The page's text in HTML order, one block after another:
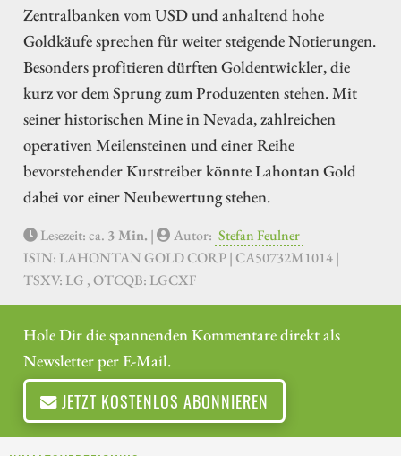
Zentralbanken vom USD und anhaltend hohe
Goldkäufe sprechen für weiter steigende Notierungen.
Besonders profitieren dürften Goldentwickler, die
kurz vor dem Sprung zum Produzenten stehen. Mit
seiner historischen Mine in Nevada, zahlreichen
operativen Meilensteinen und einer Reihe
bevorstehender Kurstreiber könnte Lahontan Gold
dabei vor einer Neubewertung stehen.
Lesezeit: ca. 3 Min. | Autor: Stefan Feulner
ISIN: LAHONTAN GOLD CORP | CA50732M1014 |
TSXV: LG , OTCQB: LGCXF
Hole Dir die spannenden Kommentare direkt als
Newsletter per E-Mail.
JETZT KOSTENLOS ABONNIEREN